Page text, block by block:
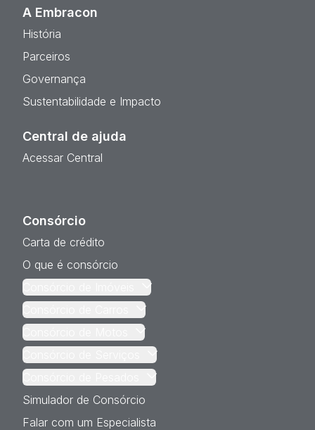
A Embracon
História
Parceiros
Governança
Sustentabilidade e Impacto
Central de ajuda
Acessar Central
Consórcio
Carta de crédito
O que é consórcio
Simulador de Consórcio
Falar com um Especialista